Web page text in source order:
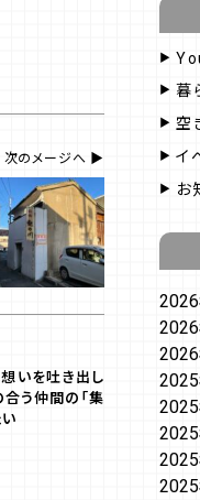
次のメージへ
想いを吐き出し
合う仲間の「集
暮
空
イ
お